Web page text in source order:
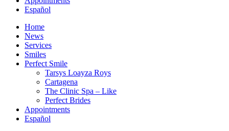
Español
Home
News
Services
Smiles
Perfect Smile
Tarsys Loayza Roys
Cartagena
The Clinic Spa – Like
Perfect Brides
Appointments
Español